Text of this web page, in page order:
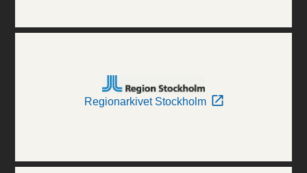
Regionarkivet Stockholm